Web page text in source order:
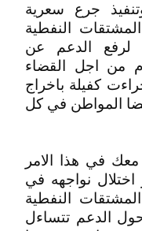
جرع سعرية
النفطية
لرفع الدعم عن
من اجل القضاء
كفيلة باخراج
المواطن في كل
في هذا الامر
نواجهه في
النفطية
الدعم تتساءل